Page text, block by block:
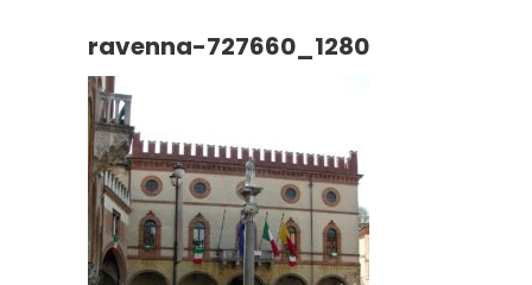
ravenna-727660_1280